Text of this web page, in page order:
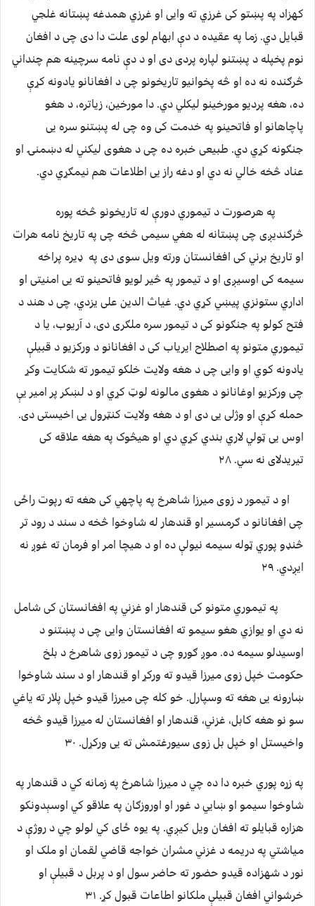
کهزاد په پښتو کی غرزي ته وایی او غرزي همدغه پښتانه غلجي
قبایل دي. زما په عقیده د دې ابهام لوی علت دا دی چی د افغان
نوم پخپله د پښتنو لپاره پردی دی او د دې نامه سرچینه هم چنداني
څرګنده نه ده او څه پخوانیو تاریخونو چی د افغانانو یادونه کړې
ده، هغه پردیو مورخینو لیکلي دي. دا مورخین، زیاتره، د هغو
پاچاهانو او فاتحینو په خدمت کی وه چی له پښتنو سره یی
جنګونه کړي دي. طبیعی خبره ده چی د هغوی لیکني له دښمنۍ او
عناد څخه خالي نه دي او دغه راز یی اطلاعات هم نیمګړي دي.
په هرصورت د تیموري دورې له تاریخونو څخه پوره
څرګندیږی چی پښتانه له هغي سیمی څخه چی په تاریخ نامه هرات
او تاریخ برني کی افغانستان ورته ویل سوی دی په ډیره پراخه
سیمه کی اوسیږی او د تیمور په څیر لویو فاتحینو ته یی امنیتی او
اداري ستونزي پیښي کړي دي. غیاث الدین علی یزدي، چی د هند د
فتح کولو په جنګونو کی د تیمور سره ملګری دی، د آریوب، یا د
تیموري متونو په اصطلاح ایریاب کی د افغانانو د ورکزیو د قبیلې
یادونه کوي او وایی چی د هغه ولایت خلکو تیمور ته شکایت وکړ
چی ورکزیو اوغانانو د هغوی مالونه لوټ کړي او د لښکر پر امیر یې
حمله کړې او وژلی یی دی او د هغه ولایت کنټرول یی اخیستی دی.
اوس یی ټولي لاري بندي کړي دي او هیڅوک په هغه علاقه کی
تیریدلای نه سي. ۲۸
او د تیمور د زوی میرزا شاهرخ په پاچهي کی هغه ته رپوت راځی
چی افغانانو د ګرمسیر او قندهار له شاوخوا څخه د سند د رود تر
څنډو پوري ټوله سیمه نیولې ده او د هیچا امر او فرمان ته غوږ نه
ایږدي. ۲۹
په تیموري متونو کی قندهار او غزني په افغانستان کی شامل
نه دي او یوازي هغو سیمو ته افغانستان وایی چی د پښتنو د
اوسیدلو سیمه ده. موږ ګورو چی د تیمور زوی شاهرخ د بلخ
حکومت خپل زوی میرزا قیدو ته ورکړ او قندهار او د سند شاوخوا
ښارونه یی هغه ته وسپارل. خو کله چی میرزا قیدو خپل پلار ته یاغي
سو نو هغه کابل، غزني، قندهار او افغانستان له میرزا قیدو څخه
واخیستل او خپل بل زوی سیورغتمش ته یی ورکړل. ۳۰
په زړه پوري خبره دا ده چي د میرزا شاهرخ په زمانه کي د قندهار په
شاوخوا سیمو او ښايي د غور او اوروزګان په علاقو کي اوسېدونکو
هزاره قبایلو ته افغان ویل کیږي. په یوه ځای کي لولو چي د روژې د
میاشتي په دریمه د غزني مشران خواجه قاضي لقمان او ملک او
نور د شهزاده قیدو حضور ته حاضر سول او د پربل د قبیلې او
خرشواني افغان قبیلې ملکانو اطاعات قبول کړ. ۳۱